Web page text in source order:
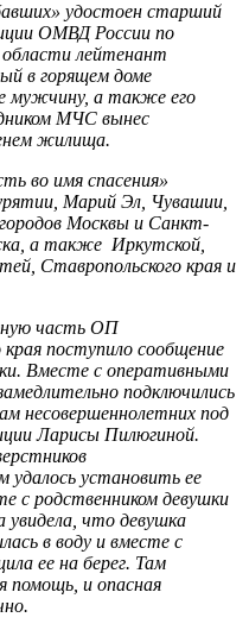
удостоен старший
ОМВД России по
области лейтенант
в горящем доме
мужчину, а также его
МЧС вынес
жилища.
во имя спасения»
Марий Эл, Чувашии,
Москвы и Санкт-
а также Иркутской,
Ставропольского края и
часть ОП
края поступило сообщение
Вместе с оперативными
подключились
несовершеннолетних под
Ларисы Пилюгиной.
удалось установить ее
с родственником девушки
увидела, что девушка
в воду и вместе с
ее на берег. Там
помощь, и опасная